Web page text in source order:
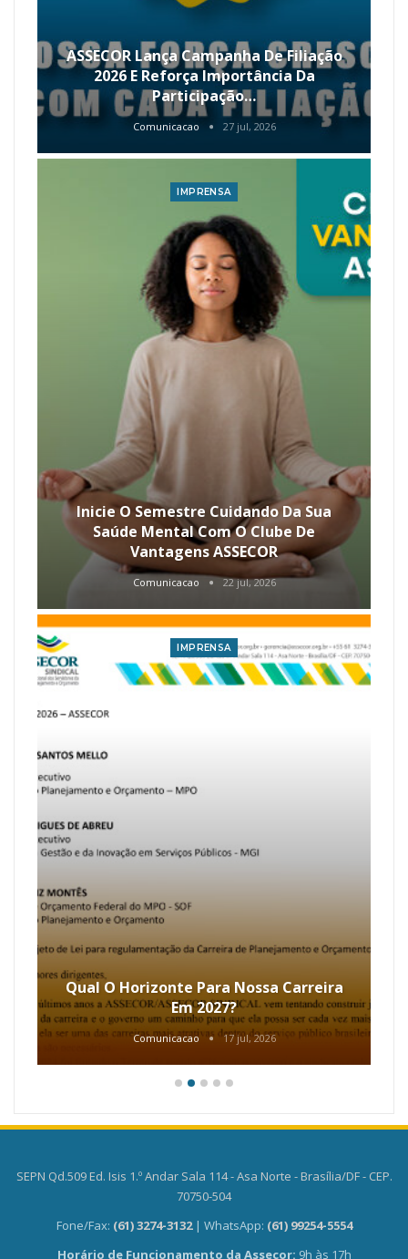
ASSECOR Lança Campanha De Filiação
2026 E Reforça Importância Da
Participação…
Comunicacao 27 jul, 2026
IMPRENSA
Inicie O Semestre Cuidando Da Sua
Saúde Mental Com O Clube De
Vantagens ASSECOR
Comunicacao 22 jul, 2026
IMPRENSA
Qual O Horizonte Para Nossa Carreira
Em 2027?
Comunicacao 17 jul, 2026
SEPN Qd.509 Ed. Isis 1.º Andar Sala 114 - Asa Norte - Brasília/DF - CEP.
70750-504
Fone/Fax: (61) 3274-3132 | WhatsApp: (61) 99254-5554
Horário de Funcionamento da Assecor: 9h às 17h